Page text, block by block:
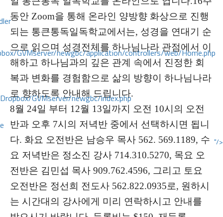
GVMserver/newgbc/application/controllers/web/Home.php
GVMserver/newgbc/index.php
"/>
동안 Zoom을 통해 온라인 양방향 화상으로 진행
되는 통큰통독일독학교에서는, 성경을 연대기 순
으로 읽으며 성경전체를 하나님나라 관점에서 이
해하고 하나님과의 깊은 관계 속에서 진정한 회
복과 변화를 경험함으로 삶의 방향이 하나님나라
로 향하도록 안내해 드립니다.
8월 24일 부터 12월 13일까지 오전 10시의 오전
반과 오후 7시의 저녁반 중에서 선택하시면 됩니
다. 화요 오전반은 남승우 목사 562. 569.1189, 수
요 저녁반은 정소진 강사 714.310.5270, 목요 오
전반은 김민섭 목사 909.762.4596, 그리고 토요
오전반은 정선희 전도사 562.822.0935로, 원하시
는 시간대의 강사에게 미리 연락하시고 안내를